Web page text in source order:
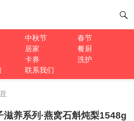
中秋节
春节
居家
餐厨
卡券
洗护
联系我们
滋养系列·燕窝石斛炖梨1548g